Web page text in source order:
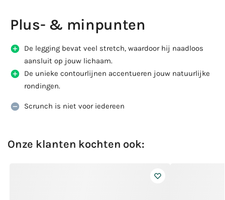
Plus- & minpunten
De legging bevat veel stretch, waardoor hij naadloos
aansluit op jouw lichaam.
De unieke contourlijnen accentueren jouw natuurlijke
rondingen.
Scrunch is niet voor iedereen
Onze klanten kochten ook: